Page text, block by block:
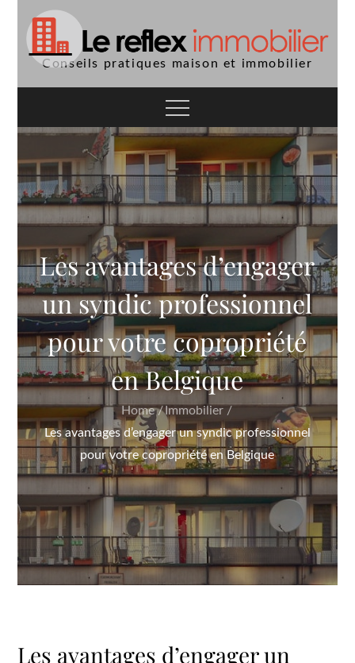
content
Conseils pratiques maison et immobilier
Les avantages d’engager
un syndic professionnel
pour votre copropriété
en Belgique
Home
Immobilier
Les avantages d’engager un syndic professionnel
pour votre copropriété en Belgique
Les avantages d’engager un